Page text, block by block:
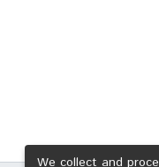
We collect and